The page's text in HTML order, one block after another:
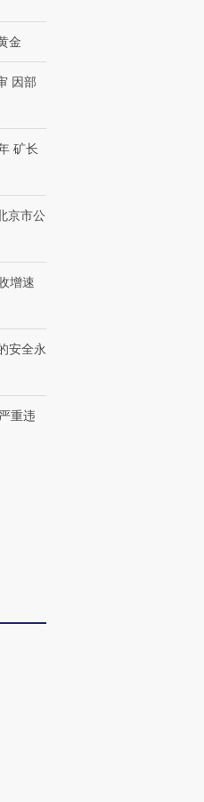
金
因部
矿长
京市公
增速
安全永
重违